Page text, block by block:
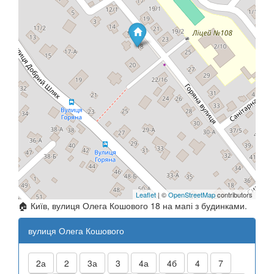
Leaflet| ©OpenStreetMapcontributors
🏠 Київ, вулиця Олега Кошового 18 на мапі з будинками.
вулиця Олега Кошового
2а 2 3а 3 4а 4б 4 7